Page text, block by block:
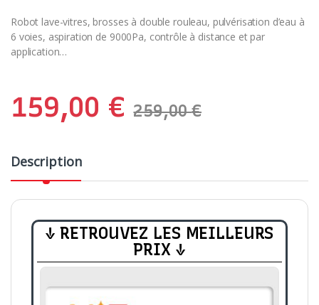
Robot lave-vitres, brosses à double rouleau, pulvérisation d’eau à
6 voies, aspiration de 9000Pa, contrôle à distance et par
application…
159,00 € 259,00€
Description
↓ RETROUVEZ LES MEILLEURS
PRIX ↓